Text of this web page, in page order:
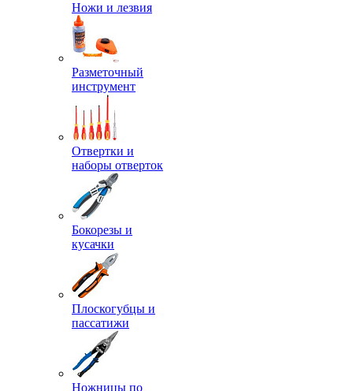
Ножи и лезвия
Разметочный
инструмент
Отвертки и
наборы отверток
Бокорезы и
кусачки
Плоскогубцы и
пассатижи
Ножницы по